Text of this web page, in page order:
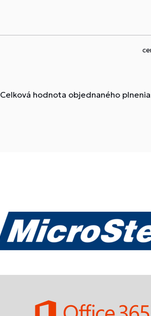
Celková hodnota objednaného